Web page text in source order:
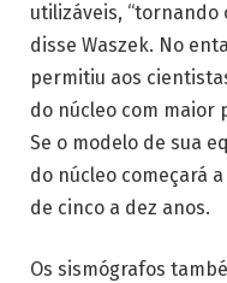
utilizáveis, “tornando
disse Waszek. No
permitiu aos
do núcleo com maior
Se o modelo de sua
do núcleo começará
de cinco a dez anos.
Os sismógrafos